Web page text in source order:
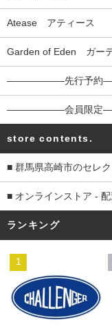
Atease アティース
Garden of Eden ガー
――――――先行予
――――――会員限
store contents.
■ 群馬県高崎市のセレ
■ オンラインストア -
ランキング
1